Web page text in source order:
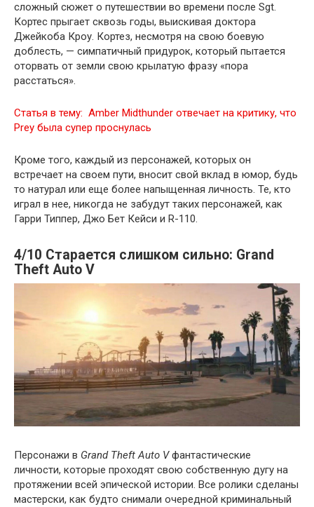
сложный сюжет о путешествии во времени после Sgt.
Кортес прыгает сквозь годы, выискивая доктора
Джейкоба Кроу. Кортез, несмотря на свою боевую
доблесть, — симпатичный придурок, который пытается
оторвать от земли свою крылатую фразу «пора
расстаться».
Статья в тему: Amber Midthunder отвечает на критику, что
Prey была супер проснулась
Кроме того, каждый из персонажей, которых он
встречает на своем пути, вносит свой вклад в юмор, будь
то натурал или еще более напыщенная личность. Те, кто
играл в нее, никогда не забудут таких персонажей, как
Гарри Типпер, Джо Бет Кейси и R-110.
4/10 Старается слишком сильно: Grand
Theft Auto V
Персонажи в Grand Theft Auto Vфантастические
личности, которые проходят свою собственную дугу на
протяжении всей эпической истории. Все ролики сделаны
мастерски, как будто снимали очередной криминальный